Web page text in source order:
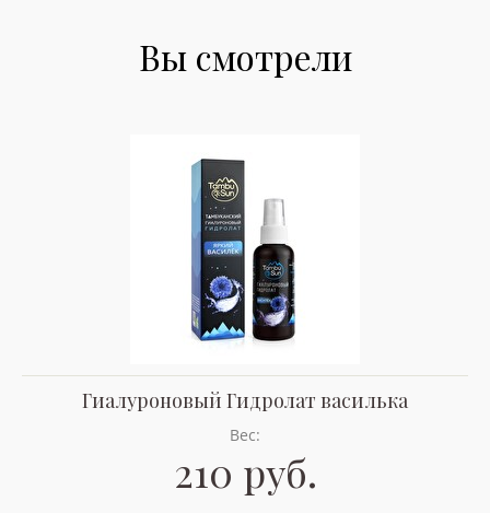
Вы смотрели
Гиалуроновый Гидролат василька
Вес:
210 руб.